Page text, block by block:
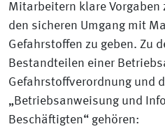
Mitarbeitern klare Vorgaben
den sicheren Umgang mit
Gefahrstoffen zu geben. Zu
Bestandteilen einer
Gefahrstoffverordnung und
„Betriebsanweisung und
Beschäftigten“ gehören: